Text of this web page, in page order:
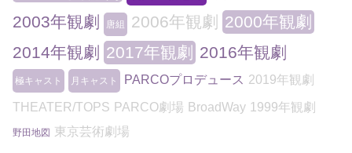
2003年観劇
唐組 2006年観劇
2000年観劇
2014年観劇 2017年観劇 2016年観劇
極キャスト 月キャスト PARCOプロデュース 2019年観劇
THEATER/TOPS PARCO劇場 BroadWay 1999年観劇
野田地図 東京芸術劇場